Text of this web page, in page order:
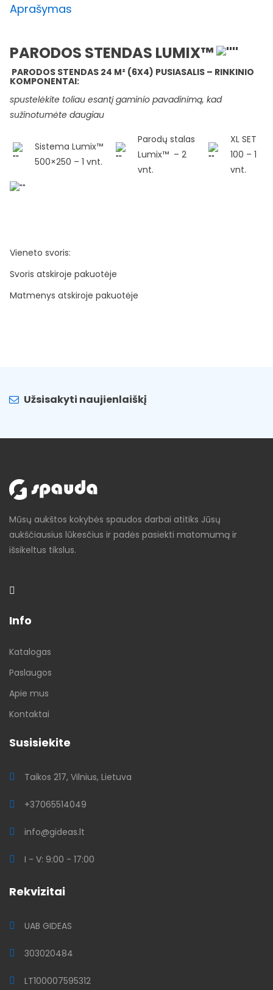
Aprašymas
PARODOS STENDAS LUMIX™
PARODOS STENDAS 24 M² (6X4) PUSIASALIS – RINKINIO
KOMPONENTAI:
spustelėkite toliau esantį gaminio pavadinimą, kad
sužinotumėte daugiau
Sistema Lumix™
500×250 – 1 vnt.
Parodų stalas
Lumix™ – 2
vnt.
XL SET
100 – 1
vnt.
Vieneto svoris:
Svoris atskiroje pakuotėje
Matmenys atskiroje pakuotėje
Užsisakyti naujienlaiškį
Mūsų aukštos kokybės spaudos darbai atitiks Jūsų
aukščiausius lūkesčius ir padės pasiekti matomumą ir
išsikeltus tikslus.
Info
Katalogas
Paslaugos
Apie mus
Kontaktai
Susisiekite
Taikos 217, Vilnius, Lietuva
+37065514049
info@gideas.lt
I - V: 9:00 - 17:00
Rekvizitai
UAB GIDEAS
303020484
LT100007595312